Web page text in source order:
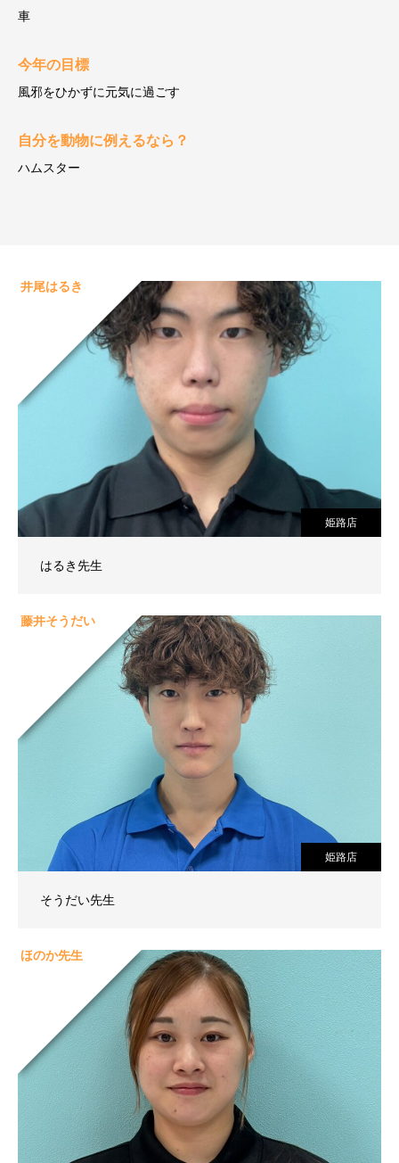
車
今年の目標
風邪をひかずに元気に過ごす
自分を動物に例えるなら？
ハムスター
井尾はるき
姫路店
はるき先生
藤井そうだい
姫路店
そうだい先生
ほのか先生